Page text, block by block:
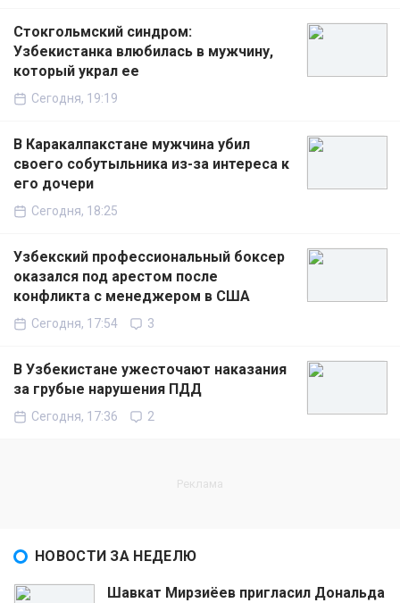
Стокгольмский синдром:
Узбекистанка влюбилась в мужчину,
который украл ее
Сегодня, 19:19
В Каракалпакстане мужчина убил
своего собутыльника из-за интереса к
его дочери
Сегодня, 18:25
Узбекский профессиональный боксер
оказался под арестом после
конфликта с менеджером в США
Сегодня, 17:54 3
В Узбекистане ужесточают наказания
за грубые нарушения ПДД
Сегодня, 17:36 2
НОВОСТИ ЗА НЕДЕЛЮ
Шавкат Мирзиёев пригласил Дональда